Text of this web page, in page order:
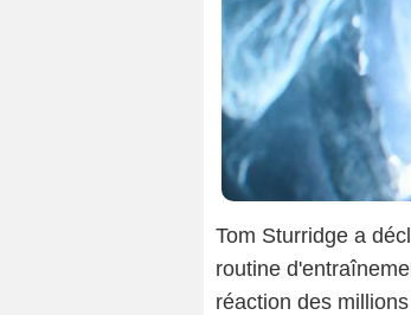
Tom Sturridge a
routine
réaction des